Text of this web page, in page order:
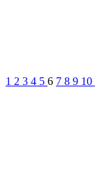
1 2 3 4 5 6 7 8 9 10